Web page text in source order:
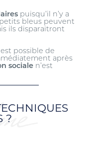
puisqu’il n’y a
bleus peuvent
ils disparaitront
est possible de
après
sociale n’est
?